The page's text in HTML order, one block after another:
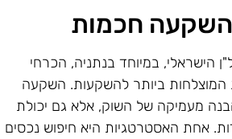
חכמות
הישראלי, במיוחד בנתניה, הכרחי
ביותר להשקעות. השקעה
מעמיקה של השוק, אלא גם יכולת
אחת האסטרטגיות היא חיפוש נכסים